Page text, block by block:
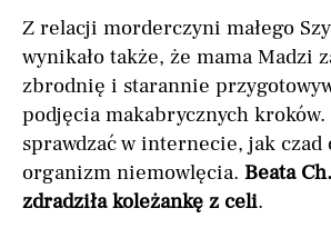
Z relacji morderczyni małego
wynikało także, że mama Madzi
zbrodnię i starannie
podjęcia makabrycznych kroków.
sprawdzać w internecie, jak czad
organizm niemowlęcia. Beata
zdradziła koleżankę z celi.